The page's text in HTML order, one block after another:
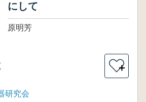
にして
原明芳
＋
研究会